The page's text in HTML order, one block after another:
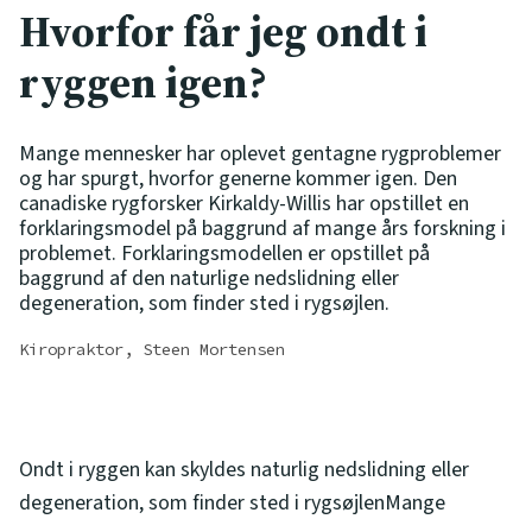
Hvorfor får jeg ondt i
ryggen igen?
Mange mennesker har oplevet gentagne rygproblemer
og har spurgt, hvorfor generne kommer igen. Den
canadiske rygforsker Kirkaldy-Willis har opstillet en
forklaringsmodel på baggrund af mange års forskning i
problemet. Forklaringsmodellen er opstillet på
baggrund af den naturlige nedslidning eller
degeneration, som finder sted i rygsøjlen.
Kiropraktor, Steen Mortensen
Ondt i ryggen kan skyldes naturlig nedslidning eller
degeneration, som finder sted i rygsøjlenMange